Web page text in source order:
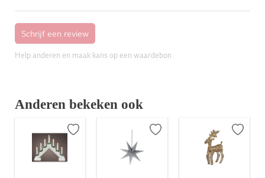
Help anderen en maak kans op een waardebon
Anderen bekeken ook